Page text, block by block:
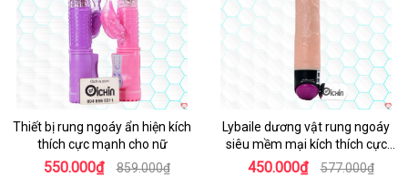
Thiết bị rung ngoáy ẩn hiện kích
thích cực mạnh cho nữ
550.000₫ 859.000₫
Lybaile dương vật rung ngoáy
siêu mềm mại kích thích cực
mạnh
450.000₫ 577.000₫